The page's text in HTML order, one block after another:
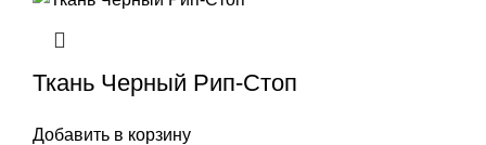
Ткань Черный Рип-Стоп
Добавить в корзину